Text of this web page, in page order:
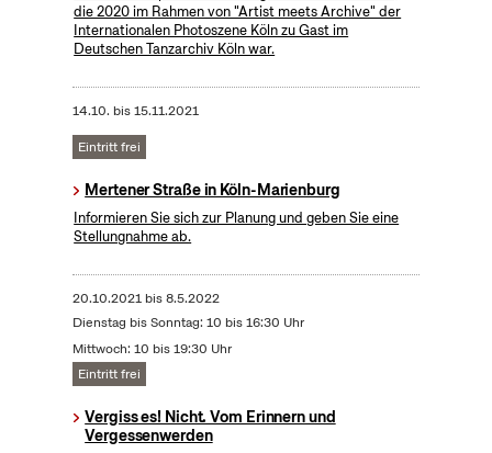
die 2020 im Rahmen von "Artist meets Archive" der
Internationalen Photoszene Köln zu Gast im
Deutschen Tanzarchiv Köln war.
14.10. bis15.11.2021
Eintritt frei
Mertener Straße in Köln-Marienburg
Informieren Sie sich zur Planung und geben Sie eine
Stellungnahme ab.
20.10.2021bis8.5.2022
Dienstag bis Sonntag: 10 bis 16:30 Uhr
Mittwoch: 10 bis 19:30 Uhr
Eintritt frei
Vergiss es! Nicht. Vom Erinnern und
Vergessenwerden